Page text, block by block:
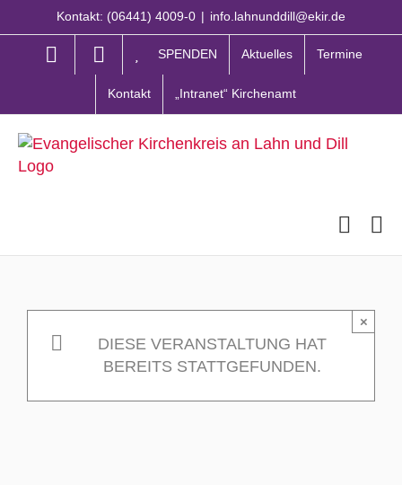
Inhalt
Kontakt: (06441) 4009-0 | info.lahnunddill@ekir.de
SPENDEN Aktuelles Termine
Kontakt „Intranet“ Kirchenamt
DIESE VERANSTALTUNG HAT
BEREITS STATTGEFUNDEN.
×